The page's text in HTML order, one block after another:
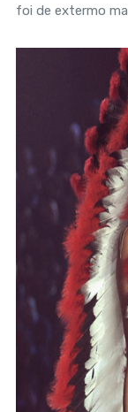
foi de extermo